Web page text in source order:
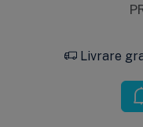
Livrare